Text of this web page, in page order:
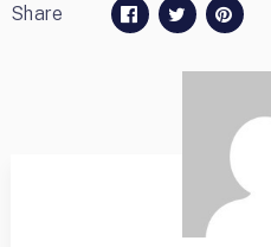
Share